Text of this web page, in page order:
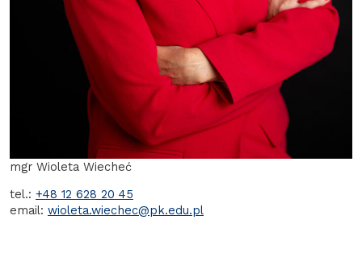
mgr Wioleta Wiecheć
tel.: +48 12 628 20 45
email: wioleta.wiechec@pk.edu.pl